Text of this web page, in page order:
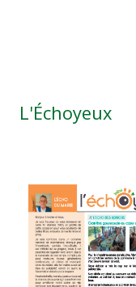
L'Échoyeux